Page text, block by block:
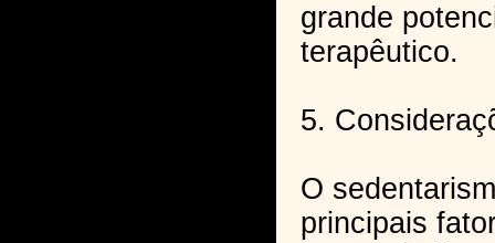
grande
terapêutico.
5.
O
principais